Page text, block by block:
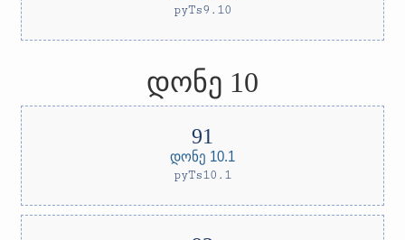
pyTs9.10
დონე 10
დონე 10.1
pyTs10.1